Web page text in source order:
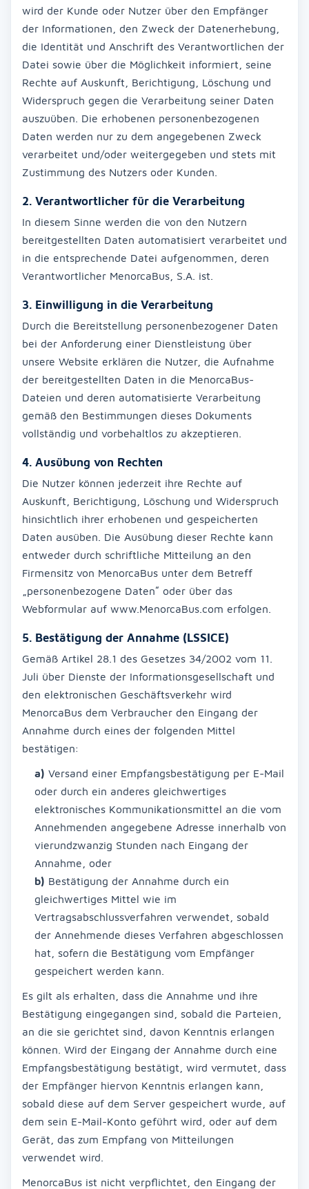
wird der Kunde oder Nutzer über den Empfänger
der Informationen, den Zweck der Datenerhebung,
die Identität und Anschrift des Verantwortlichen der
Datei sowie über die Möglichkeit informiert, seine
Rechte auf Auskunft, Berichtigung, Löschung und
Widerspruch gegen die Verarbeitung seiner Daten
auszuüben. Die erhobenen personenbezogenen
Daten werden nur zu dem angegebenen Zweck
verarbeitet und/oder weitergegeben und stets mit
Zustimmung des Nutzers oder Kunden.
2. Verantwortlicher für die Verarbeitung
In diesem Sinne werden die von den Nutzern
bereitgestellten Daten automatisiert verarbeitet und
in die entsprechende Datei aufgenommen, deren
Verantwortlicher MenorcaBus, S.A. ist.
3. Einwilligung in die Verarbeitung
Durch die Bereitstellung personenbezogener Daten
bei der Anforderung einer Dienstleistung über
unsere Website erklären die Nutzer, die Aufnahme
der bereitgestellten Daten in die MenorcaBus-
Dateien und deren automatisierte Verarbeitung
gemäß den Bestimmungen dieses Dokuments
vollständig und vorbehaltlos zu akzeptieren.
4. Ausübung von Rechten
Die Nutzer können jederzeit ihre Rechte auf
Auskunft, Berichtigung, Löschung und Widerspruch
hinsichtlich ihrer erhobenen und gespeicherten
Daten ausüben. Die Ausübung dieser Rechte kann
entweder durch schriftliche Mitteilung an den
Firmensitz von MenorcaBus unter dem Betreff
„personenbezogene Daten“ oder über das
Webformular auf www.MenorcaBus.com erfolgen.
5. Bestätigung der Annahme (LSSICE)
Gemäß Artikel 28.1 des Gesetzes 34/2002 vom 11.
Juli über Dienste der Informationsgesellschaft und
den elektronischen Geschäftsverkehr wird
MenorcaBus dem Verbraucher den Eingang der
Annahme durch eines der folgenden Mittel
bestätigen:
a) Versand einer Empfangsbestätigung per E-Mail
oder durch ein anderes gleichwertiges
elektronisches Kommunikationsmittel an die vom
Annehmenden angegebene Adresse innerhalb von
vierundzwanzig Stunden nach Eingang der
Annahme, oder
b) Bestätigung der Annahme durch ein
gleichwertiges Mittel wie im
Vertragsabschlussverfahren verwendet, sobald
der Annehmende dieses Verfahren abgeschlossen
hat, sofern die Bestätigung vom Empfänger
gespeichert werden kann.
Es gilt als erhalten, dass die Annahme und ihre
Bestätigung eingegangen sind, sobald die Parteien,
an die sie gerichtet sind, davon Kenntnis erlangen
können. Wird der Eingang der Annahme durch eine
Empfangsbestätigung bestätigt, wird vermutet, dass
der Empfänger hiervon Kenntnis erlangen kann,
sobald diese auf dem Server gespeichert wurde, auf
dem sein E-Mail-Konto geführt wird, oder auf dem
Gerät, das zum Empfang von Mitteilungen
verwendet wird.
MenorcaBus ist nicht verpflichtet, den Eingang der